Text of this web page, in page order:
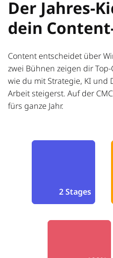
Der Jahres-
dein
Content entscheidet über
zwei Bühnen zeigen dir
wie du mit Strategie, KI und
Arbeit steigerst. Auf der
fürs ganze Jahr.
2 Stages